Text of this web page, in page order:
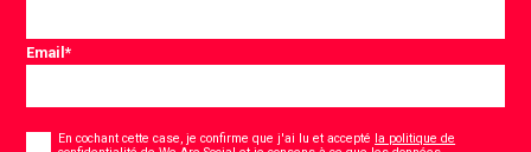
Email*
En cochant cette case, je confirme que j'ai lu et accepté la politique de